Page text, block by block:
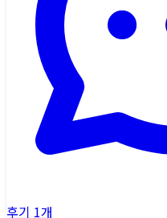
후기 1개